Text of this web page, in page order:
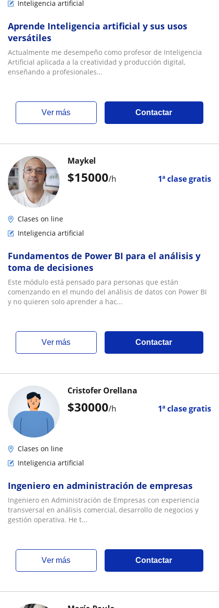
Inteligencia artificial
Aprende Inteligencia artificial y sus usos
versátiles
Actualmente me desempeño como profesor de Inteligencia
Artificial aplicada a la creatividad y producción digital,
enseñando a profesionales...
ver más Contactar
$15000/h 1ª clase gratis
Maykel
Clases on line
Inteligencia artificial
Fundamentos de Power BI para el análisis y
toma de decisiones
Este módulo está pensado para personas que están
comenzando en el mundo del análisis de datos con Power BI
y no quieren solo aprender a hac...
ver más Contactar
$30000/h 1ª clase gratis
Cristofer Orellana
Clases on line
Inteligencia artificial
Ingeniero en administración de empresas
Ingeniero en Administración de Empresas con experiencia
transversal en análisis comercial, desarrollo de negocios y
gestión operativa. He t...
ver más Contactar